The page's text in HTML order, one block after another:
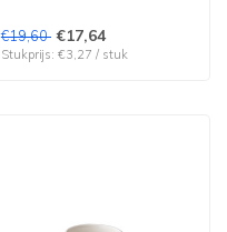
€19,60 €17,64
Stukprijs: €3,27 / stuk